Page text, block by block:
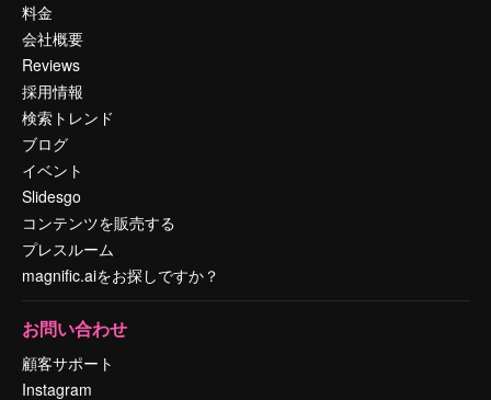
料金
会社概要
Reviews
採用情報
検索トレンド
ブログ
イベント
Slidesgo
コンテンツを販売する
プレスルーム
magnific.aiをお探しですか？
お問い合わせ
顧客サポート
Instagram